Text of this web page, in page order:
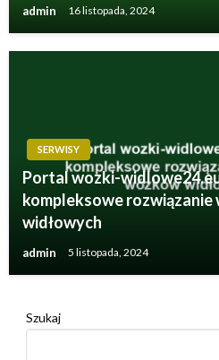
admin 16 listopada, 2024
SERWISY
Portal wozki-
kompleksowe rozwiązanie
widłowych
admin 5 listopada, 2024
Szukaj